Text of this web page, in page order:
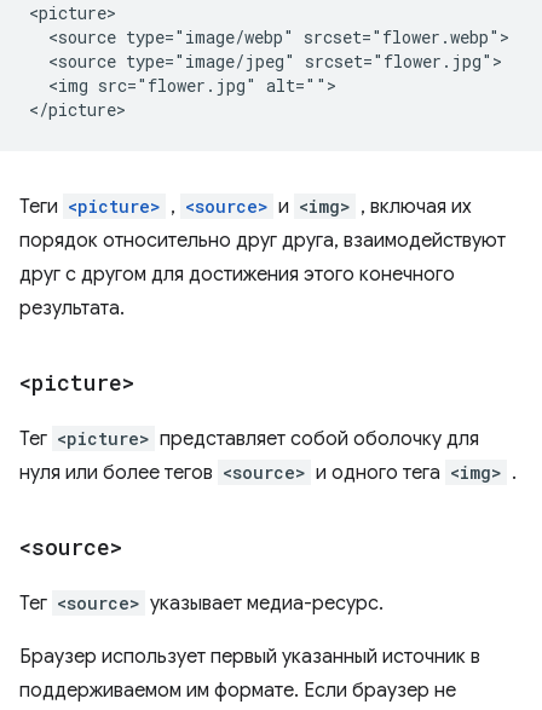
<picture>
  <source type="image/webp" srcset="flower.webp">
  <source type="image/jpeg" srcset="flower.jpg">
  <img src="flower.jpg" alt="">
Теги <picture> , <source> и <img> , включая их
порядок относительно друг друга, взаимодействуют
друг с другом для достижения этого конечного
результата.
<picture>
Тег <picture> представляет собой оболочку для
нуля или более тегов <source> и одного тега <img> .
<source>
Тег <source> указывает медиа-ресурс.
Браузер использует первый указанный источник в
поддерживаемом им формате. Если браузер не